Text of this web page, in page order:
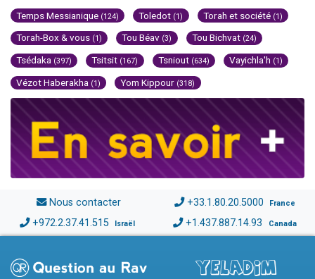
Temps Messianique (124) Toledot (1) Torah et société (1)
Torah-Box & vous (1) Tou Béav (3) Tou Bichvat (24)
Tsédaka (397) Tsitsit (167) Tsniout (634) Vayichla'h (1)
Vézot Haberakha (1) Yom Kippour (318)
Nous contacter +33.1.80.20.5000 France
+972.2.37.41.515 Israël +1.437.887.14.93 Canada